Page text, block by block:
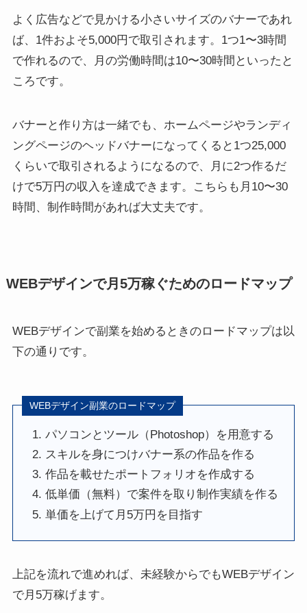
よく広告などで見かける小さいサイズのバナーであれ
ば、1件およそ5,000円で取引されます。1つ1〜3時間
で作れるので、月の労働時間は10〜30時間といったと
ころです。
バナーと作り方は一緒でも、ホームページやランディ
ングページのヘッドバナーになってくると1つ25,000
くらいで取引されるようになるので、月に2つ作るだ
けで5万円の収入を達成できます。こちらも月10〜30
時間、制作時間があれば大丈夫です。
WEBデザインで月5万稼ぐためのロードマップ
WEBデザインで副業を始めるときのロードマップは以
下の通りです。
WEBデザイン副業のロードマップ
パソコンとツール（Photoshop）を用意する
スキルを身につけバナー系の作品を作る
作品を載せたポートフォリオを作成する
低単価（無料）で案件を取り制作実績を作る
単価を上げて月5万円を目指す
上記を流れで進めれば、未経験からでもWEBデザイン
で月5万稼げます。